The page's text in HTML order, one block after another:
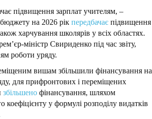
підвищення зарплат учителям, –
на 2026 рік передбачає підвищення
харчування школярів у всіх областях.
міністр Свириденко під час звіту,
роботи уряду.
вишам збільшили фінансування на
для прифронтових і переміщених
збільшено фінансування, шляхом
коефіцієнту у формулі розподілу видатків